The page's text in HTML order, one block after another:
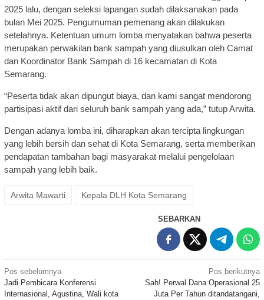
2025 lalu, dengan seleksi lapangan sudah dilaksanakan pada
bulan Mei 2025. Pengumuman pemenang akan dilakukan
setelahnya. Ketentuan umum lomba menyatakan bahwa peserta
merupakan perwakilan bank sampah yang diusulkan oleh Camat
dan Koordinator Bank Sampah di 16 kecamatan di Kota
Semarang.
“Peserta tidak akan dipungut biaya, dan kami sangat mendorong
partisipasi aktif dari seluruh bank sampah yang ada,” tutup Arwita.
Dengan adanya lomba ini, diharapkan akan tercipta lingkungan
yang lebih bersih dan sehat di Kota Semarang, serta memberikan
pendapatan tambahan bagi masyarakat melalui pengelolaan
sampah yang lebih baik.
Arwita Mawarti Kepala DLH Kota Semarang
SEBARKAN
Navigasi
pos
Pos sebelumnya
Jadi Pembicara Konferensi
Internasional, Agustina, Wali kota
Pos berikutnya
Sah! Perwal Dana Operasional 25
Juta Per Tahun ditandatangani,